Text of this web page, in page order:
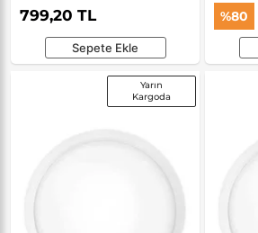
799,20 TL
Sepete Ekle
%80
Yarın
Kargoda